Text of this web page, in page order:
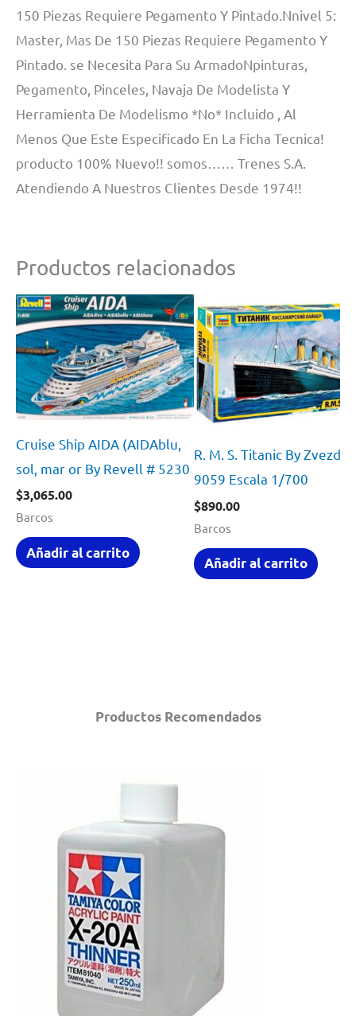
Productos Recomendados
150 Piezas Requiere Pegamento Y Pintado.Nnivel 5:
Master, Mas De 150 Piezas Requiere Pegamento Y
Pintado. se Necesita Para Su ArmadoNpinturas,
Pegamento, Pinceles, Navaja De Modelista Y
Herramienta De Modelismo *No* Incluido , Al
Menos Que Este Especificado En La Ficha Tecnica!
producto 100% Nuevo!! somos…… Trenes S.A.
Atendiendo A Nuestros Clientes Desde 1974!!
Productos relacionados
Cruise Ship AIDA (AIDAblu,
sol, mar or By Revell # 5230
$3,065.00
Barcos
Añadir al carrito
R. M. S. Titanic By Zvezda
9059 Escala 1/700
$890.00
Barcos
Añadir al carrito